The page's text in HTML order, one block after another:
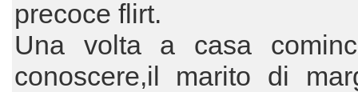
precoce flirt.
Una volta a casa
conoscere,il marito di